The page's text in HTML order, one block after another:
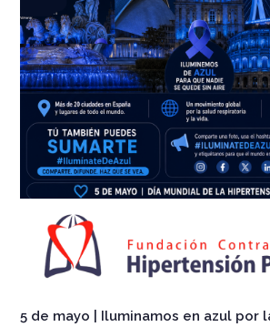
5 de mayo | Iluminamos en azul por